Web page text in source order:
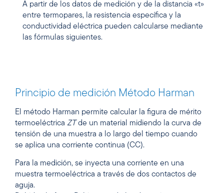
A partir de los datos de medición y de la distancia «t»
entre termopares, la resistencia específica y la
conductividad eléctrica pueden calcularse mediante
las fórmulas siguientes.
Principio de medición Método Harman
El método Harman permite calcular la figura de mérito
termoeléctrica ZT de un material midiendo la curva de
tensión de una muestra a lo largo del tiempo cuando
se aplica una corriente continua (CC).
Para la medición, se inyecta una corriente en una
muestra termoeléctrica a través de dos contactos de
aguja.